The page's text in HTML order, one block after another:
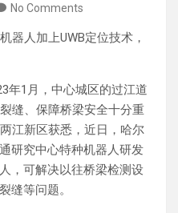
No Comments
器人加上UWB定位技术，
年1月，中心城区的过江道
缝、保障桥梁安全十分重
江新区获悉，近日，哈尔
研究中心特种机器人研发
，可解决以往桥梁检测设
缝等问题。